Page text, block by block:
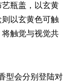
瓶盖，以玄黄
以玄黄色可触
触觉与视觉共
型会分别登陆对